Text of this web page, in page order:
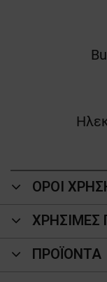
ΟΡΟΙ
ΧΡΗΣΙΜΕΣ
ΠΡΟΪΌΝΤΑ